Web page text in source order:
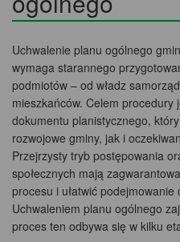
Uchwalenie planu ogólnego
wymaga starannego
podmiotów – od władz
mieszkańców. Celem procedury
dokumentu planistycznego,
rozwojowe gminy, jak i
Przejrzysty tryb postępowania
społecznych mają
procesu i ułatwić
Uchwaleniem planu ogólnego
proces ten odbywa się w kilku